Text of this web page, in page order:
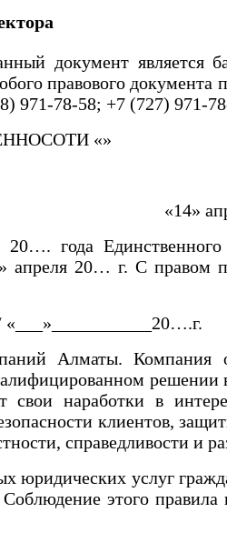
документ является
правового
971-78-58; +7 (727) 971-
«»
года Единственного
апреля 20… г. С правом
Алматы. Компания
решении
наработки в
клиентов,
справедливости и
юридических услуг
этого правила